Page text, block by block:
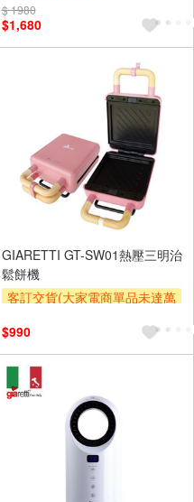
$ 1980
$1,680
GIARETTI GT-SW01熱壓三明治
鬆餅機
客訂交貨(大家電商單品未達萬
區費另計,實際收費以專人聯絡
報價為主)
滿額贈券
$990